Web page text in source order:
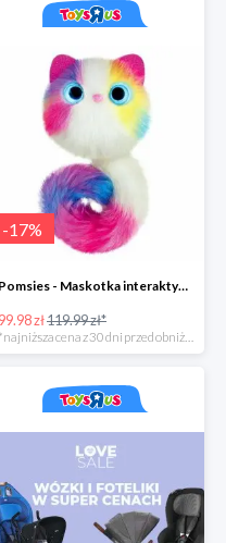
-17%
Pomsies - Maskotka interaktywna w super cenie
99.98 zł119.99 zł*